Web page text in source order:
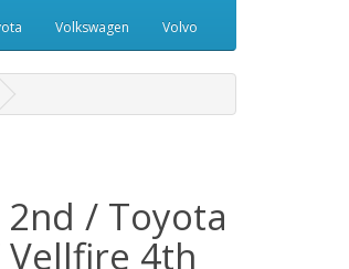
Volkswagen Volvo
2nd / Toyota
4th